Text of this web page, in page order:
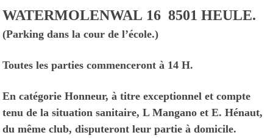
WATERMOLENWAL 16 8501 HEULE.
(Parking dans la cour de l’école.)
Toutes les parties commenceront à 14 H.
En catégorie Honneur, à titre exceptionnel et compte
tenu de la situation sanitaire, L Mangano et E. Hénaut,
du même club, disputeront leur partie à domicile.